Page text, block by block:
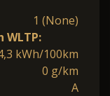
1 (None)
WLTP:
kWh/100km
0 g/km
A